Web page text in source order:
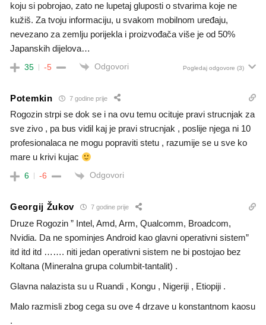
koju si pobrojao, zato ne lupetaj gluposti o stvarima koje ne
kužiš. Za tvoju informaciju, u svakom mobilnom uređaju,
nevezano za zemlju porijekla i proizvođača više je od 50%
Japanskih dijelova…
35 -5 Odgovori Pogledaj odgovore (3)
Potemkin 7 godine prije
Rogozin strpi se dok se i na ovu temu ocituje pravi strucnjak za
sve zivo , pa bus vidil kaj je pravi strucnjak , poslije njega ni 10
profesionalaca ne mogu popraviti stetu , razumije se u sve ko
mare u krivi kujac
6 -6 Odgovori
Georgij Žukov 7 godine prije
Druze Rogozin ” Intel, Amd, Arm, Qualcomm, Broadcom,
Nvidia. Da ne spominjes Android kao glavni operativni sistem”
itd itd itd ……. niti jedan operativni sistem ne bi postojao bez
Koltana (Mineralna grupa columbit-tantalit) .
Glavna nalazista su u Ruandi , Kongu , Nigeriji , Etiopiji .
Malo razmisli zbog cega su ove 4 drzave u konstantnom kaosu
.